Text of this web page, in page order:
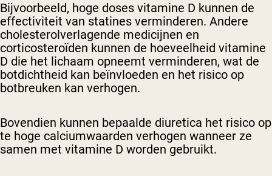
Bijvoorbeeld, hoge doses vitamine D kunnen de
effectiviteit van statines verminderen. Andere
cholesterolverlagende medicijnen en
corticosteroïden kunnen de hoeveelheid vitamine
D die het lichaam opneemt verminderen, wat de
botdichtheid kan beïnvloeden en het risico op
botbreuken kan verhogen.
Bovendien kunnen bepaalde diuretica het risico op
te hoge calciumwaarden verhogen wanneer ze
samen met vitamine D worden gebruikt.